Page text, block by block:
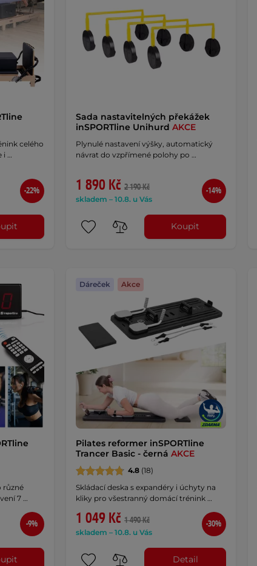
celého
…
-22%
Sada nastavitelných překážek
inSPORTline Unihurd AKCE
Plynulé nastavení výšky, automatický
návrat do vzpřímené polohy po …
1 890 Kč 2 190 Kč
skladem – 10.8. u Vás
-14%
Koupit
různé
7 …
-9%
Dáreček Akce
Pilates reformer inSPORTline
Trancer Basic - černá AKCE
4.8(18)
Skládací deska s expandéry i úchyty na
kliky pro všestranný domácí trénink …
1 049 Kč 1 490 Kč
skladem – 10.8. u Vás
-30%
Detail